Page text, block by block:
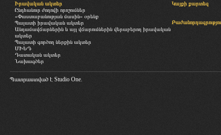
Իրավական ակտեր
Ընդհանուր ժողովի որոշումներ
«Փաստաբանության մասին» օրենք
Պալատի իրավական ակտեր
Անդամավճարներին և այլ վճարումներին վերաբերող իրավական
ակտեր
Պալատի գործող ներքին ակտեր
ՄԻԵԴ
Դատական ակտեր
Նախագծեր
Կայքի քարտեզ
Պատրաստված է Studio One.